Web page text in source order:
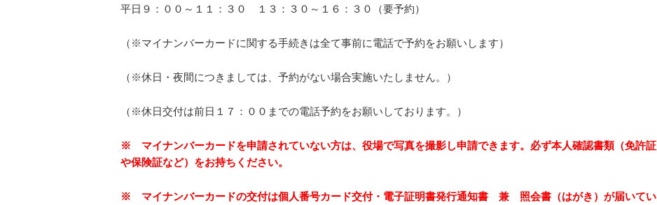
平日９：００～１１：３０ １３：３０～１６：３０（要予約）
（※マイナンバーカードに関する手続きは全て事前に電話で予約をお願いします）
（※休日・夜間につきましては、予約がない場合実施いたしません。）
（※休日交付は前日１７：００までの電話予約をお願いしております。）
※ マイナンバーカードを申請されていない方は、役場で写真を撮影し申請できます。必ず本人確認書類（免許証
や保険証など）をお持ちください。
※ マイナンバーカードの交付は個人番号カード交付・電子証明書発行通知書 兼 照会書（はがき）が届いてい